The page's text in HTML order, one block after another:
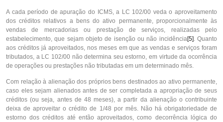
A cada período de apuração do ICMS, a LC 102/00 veda o aproveitamento
dos créditos relativos a bens do ativo permanente, proporcionalmente às
vendas de mercadorias ou prestação de serviços, realizadas pelo
estabelecimento, que sejam objeto de isenção ou não incidência[5]. Quanto
aos créditos já aproveitados, nos meses em que as vendas e serviços foram
tributados, a LC 102/00 não determina seu estorno, em virtude da ocorrência
de operações ou prestações não tributadas em um determinado mês.
Com relação à alienação dos próprios bens destinados ao ativo permanente,
caso eles sejam alienados antes de ser completada a apropriação de seus
créditos (ou seja, antes de 48 meses), a partir da alienação o contribuinte
deixa de aproveitar o crédito de 1/48 por mês. Não há obrigatoriedade de
estorno dos créditos até então aproveitados, como decorrência lógica do